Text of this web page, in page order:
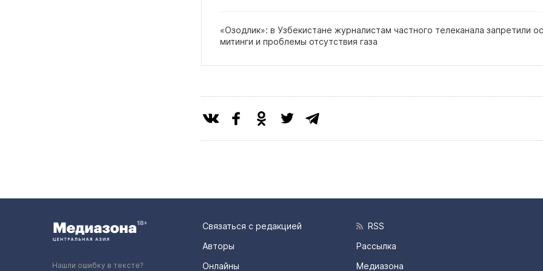
«Озодлик»: в Узбекистане журналистам частного телеканала запретили
митинги и проблемы отсутствия газа
Нашли ошибку в тексте?
Связаться с редакцией
Авторы
Онлайны
RSS
Рассылка
Медиазона